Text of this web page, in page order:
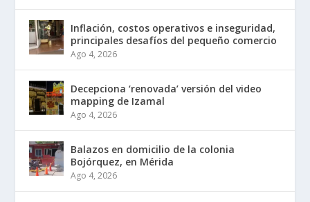
Inflación, costos operativos e inseguridad,
principales desafíos del pequeño comercio
Ago 4, 2026
Decepciona ‘renovada’ versión del video
mapping de Izamal
Ago 4, 2026
Balazos en domicilio de la colonia
Bojórquez, en Mérida
Ago 4, 2026